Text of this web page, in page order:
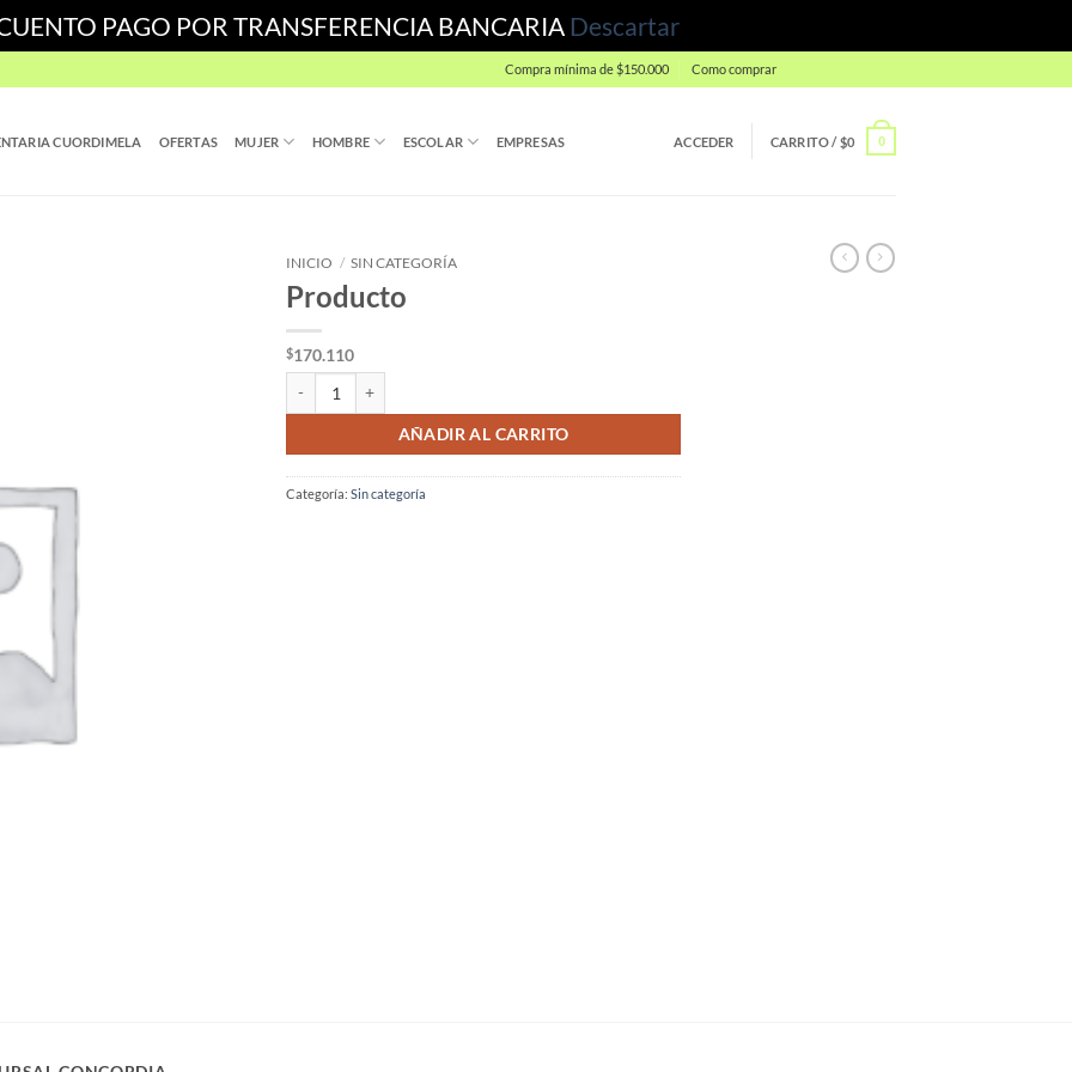
PAGO POR TRANSFERENCIA BANCARIA Descartar
Compra mínima de $150.000 Como comprar
CUORDIMELA OFERTAS MUJER HOMBRE ESCOLAR EMPRESAS ACCEDER CARRITO /$0 0
INICIO / SIN CATEGORÍA
Producto
$170.110
AÑADIR AL CARRITO
Categoría: Sin categoría